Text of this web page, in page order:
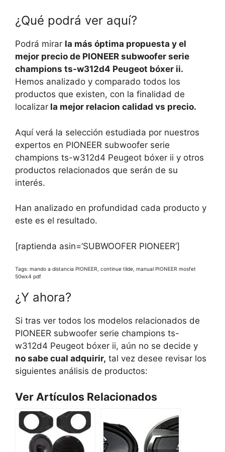
¿Qué podrá ver aquí?
Podrá mirar la más óptima propuesta y el
mejor precio de PIONEER subwoofer serie
champions ts-w312d4 Peugeot bóxer ii.
Hemos analizado y comparado todos los
productos que existen, con la finalidad de
localizar la mejor relacion calidad vs precio.
Aquí verá la selección estudiada por nuestros
expertos en PIONEER subwoofer serie
champions ts-w312d4 Peugeot bóxer ii y otros
productos relacionados que serán de su
interés.
Han analizado en profundidad cada producto y
este es el resultado.
[raptienda asin=’SUBWOOFER PIONEER’]
Tags: mando a distancia PIONEER, continue tilde, manual PIONEER mosfet
50wx4 pdf
¿Y ahora?
Si tras ver todos los modelos relacionados de
PIONEER subwoofer serie champions ts-
w312d4 Peugeot bóxer ii, aún no se decide y
no sabe cual adquirir, tal vez desee revisar los
siguientes análisis de productos:
Ver Artículos Relacionados